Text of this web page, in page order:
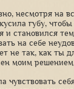
несмотря на
губу,
и становился
на себе
не так, как ты
моим
чувствовать